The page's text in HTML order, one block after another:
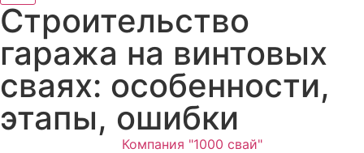
Строительство
гаража на винтовых
сваях: особенности,
этапы, ошибки
Компания "1000 свай"